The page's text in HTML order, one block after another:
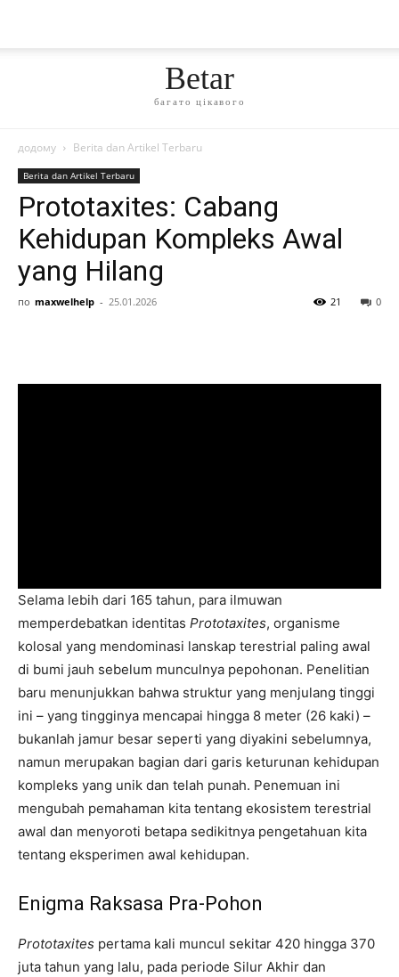
Betar
багато цікавого
додому Berita dan Artikel Terbaru
Berita dan Artikel Terbaru
Prototaxites: Cabang
Kehidupan Kompleks Awal
yang Hilang
по maxwelhelp - 25.01.2026 0
21
Selama lebih dari 165 tahun, para ilmuwan
memperdebatkan identitas Prototaxites, organisme
kolosal yang mendominasi lanskap terestrial paling awal
di bumi jauh sebelum munculnya pepohonan. Penelitian
baru menunjukkan bahwa struktur yang menjulang tinggi
ini – yang tingginya mencapai hingga 8 meter (26 kaki) –
bukanlah jamur besar seperti yang diyakini sebelumnya,
namun merupakan bagian dari garis keturunan kehidupan
kompleks yang unik dan telah punah. Penemuan ini
mengubah pemahaman kita tentang ekosistem terestrial
awal dan menyoroti betapa sedikitnya pengetahuan kita
tentang eksperimen awal kehidupan.
Enigma Raksasa Pra-Pohon
Prototaxites pertama kali muncul sekitar 420 hingga 370
juta tahun yang lalu, pada periode Silur Akhir dan